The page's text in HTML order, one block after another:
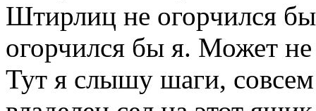
Штирлиц не огорчился
огорчился бы я. Может не
Тут я слышу шаги,